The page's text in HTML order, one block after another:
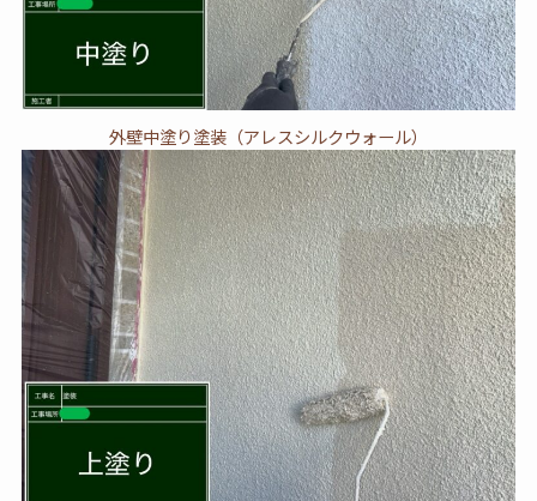
外壁中塗り塗装（アレスシルクウォール）